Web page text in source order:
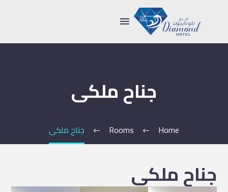
جناح ملكى
Home
Rooms جناح ملكى
جناح ملكى